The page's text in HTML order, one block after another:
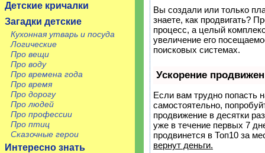
Детские кричалки
Загадки детские
Кухонная утварь и посуда
Логические
Про вещи
Про воду
Про времена года
Про время
Про дорогу
Про людей
Про профессии
Про птиц
Сказочные герои
Интересно знать
Вы создали или только
знаете, как продвигать?
процесс, а целый
увеличение его
поисковых системах.
Ускорение
Если вам трудно попасть
самостоятельно,
продвижение в десятки
уже в течение первых 7
продвинется в Топ10 за
вернут деньги.